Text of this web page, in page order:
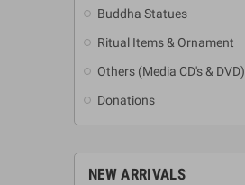
Buddha Statues
Ritual Items & Ornament
Others (Media CD's & DVD)
Donations
NEW ARRIVALS